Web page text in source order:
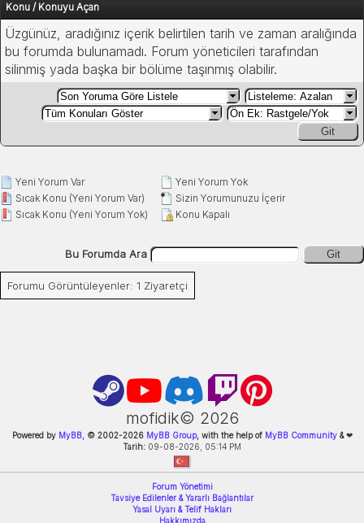
Konu / Konuyu Açan
Üzgünüz, aradığınız içerik belirtilen tarih ve zaman aralığında
bu forumda bulunamadı. Forum yöneticileri tarafından
silinmiş yada başka bir bölüme taşınmış olabilir.
Git
Yeni Yorum Var
Sıcak Konu (Yeni Yorum Var)
Sıcak Konu (Yeni Yorum Yok)
Yeni Yorum Yok
Sizin Yorumunuzu İçerir
Konu Kapalı
Bu Forumda Ara Git
Forumu Görüntüleyenler: 1 Ziyaretçi
mofidik© 2026
Powered by MyBB, © 2002-2026MyBB Group, with the help of MyBB Community&❤
Tarih: 09-08-2026, 05:14 PM
Forum Yönetimi
Tavsiye Edilenler & Yararlı Bağlantılar
Yasal Uyarı & Telif Hakları
Hakkımızda